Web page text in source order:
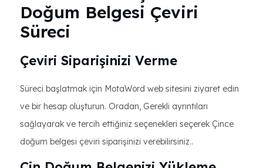
Doğum Belgesi Çeviri
Süreci
Çeviri Siparişinizi Verme
Süreci başlatmak için MotaWord web sitesini ziyaret edin
ve bir hesap oluşturun. Oradan, Gerekli ayrıntıları
sağlayarak ve tercih ettiğiniz seçenekleri seçerek Çince
doğum belgesi çeviri siparişinizi verebilirsiniz..